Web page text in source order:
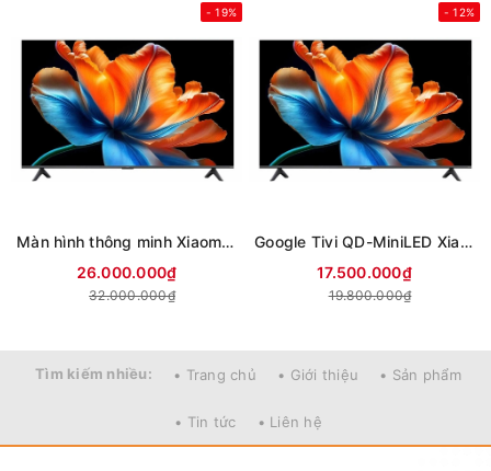
- 19%
Màn hình thông minh Xiaomi 4K 85 inch Smart Display S L85MC-STWN (Mới 2026)
26.000.000₫
32.000.000₫
- 12%
Google Tivi QD-MiniLED Xiaomi S 4K 75 inch L75MC-SSEA (Mới 2026)
17.500.000₫
19.800.000₫
Tìm kiếm nhiều: • Trang chủ • Giới thiệu • Sản phẩm
• Tin tức • Liên hệ